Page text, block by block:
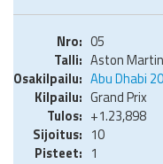
05
Aston
Abu Dhabi
Grand Prix
+1.23,898
10
1